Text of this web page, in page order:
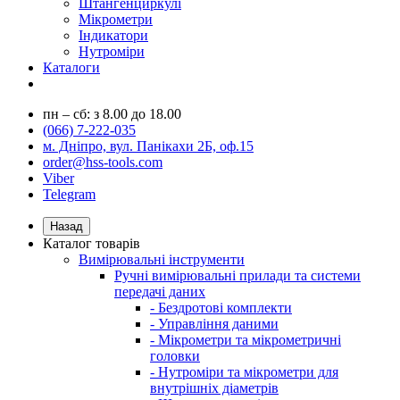
Штангенциркулі
Мікрометри
Індикатори
Нутроміри
Каталоги
пн – сб: з 8.00 до 18.00
(066) 7-222-035
м. Дніпро, вул. Панікахи 2Б, оф.15
order@hss-tools.com
Viber
Telegram
Назад
Каталог товарів
Вимірювальні інструменти
Ручні вимірювальні прилади та системи
передачі даних
- Бездротові комплекти
- Управління даними
- Мікрометри та мікрометричні
головки
- Нутроміри та мікрометри для
внутрішніх діаметрів